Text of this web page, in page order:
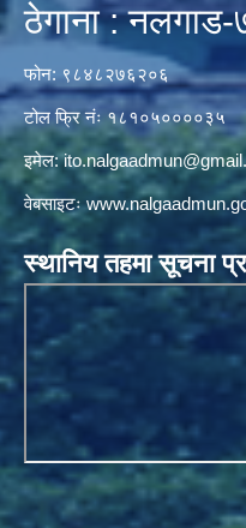
ठेगाना :
फोन: ९८४८२७६२०६
टोल फ्रि नंः १८१०५००००३५
इमेल:
वेबसाइटः
स्थानिय तहमा सूचना